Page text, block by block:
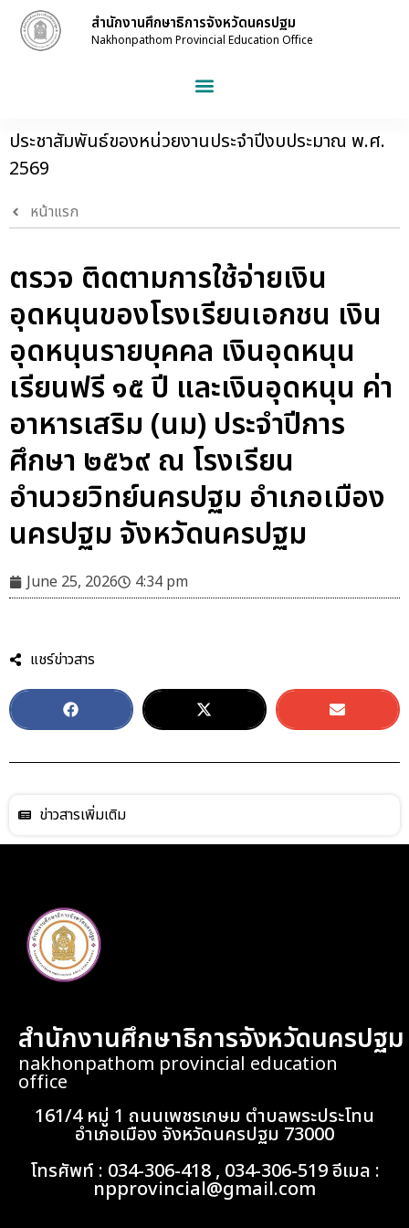
สำนักงานศึกษาธิการจังหวัดนครปฐม
Nakhonpathom Provincial Education Office
ประชาสัมพันธ์ของหน่วยงานประจำปีงบประมาณ พ.ศ.
2569
หน้าแรก
ตรวจ ติดตามการใช้จ่ายเงิน
อุดหนุนของโรงเรียนเอกชน เงิน
อุดหนุนรายบุคคล เงินอุดหนุน
เรียนฟรี ๑๕ ปี และเงินอุดหนุน ค่า
อาหารเสริม (นม) ประจำปีการ
ศึกษา ๒๕๖๙ ณ โรงเรียน
อำนวยวิทย์นครปฐม อำเภอเมือง
นครปฐม จังหวัดนครปฐม
June 25, 2026 4:34 pm
แชร์ข่าวสาร
ข่าวสารเพิ่มเติม
สำนักงานศึกษาธิการจังหวัดนครปฐม
nakhonpathom provincial education
office
161/4 หมู่ 1 ถนนเพชรเกษม ตำบลพระประโทน
อำเภอเมือง จังหวัดนครปฐม 73000
โทรศัพท์ : 034-306-418 , 034-306-519 อีเมล :
npprovincial@gmail.com